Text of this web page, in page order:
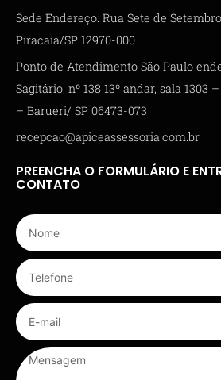
Sede Endereço: Rua Sete de
Piracaia/SP 12970-000
Ponto de Atendimento São Paulo
Sagitário, nº 138 13º andar, sala 1303
– Barueri/ SP 06473-073
recepcao@apiceassessoria.com.br
PREENCHA O FORMULÁRIO E
CONTATO